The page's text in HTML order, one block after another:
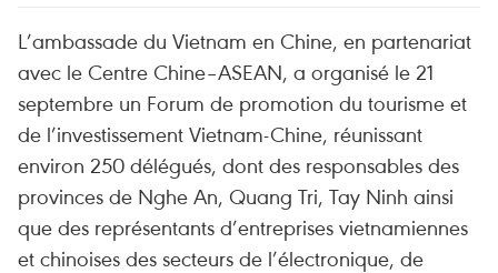
L’ambassade du Vietnam en Chine, en partenariat
avec le Centre Chine–ASEAN, a organisé le 21
septembre un Forum de promotion du tourisme et
de l’investissement Vietnam-Chine, réunissant
environ 250 délégués, dont des responsables des
provinces de Nghe An, Quang Tri, Tay Ninh ainsi
que des représentants d’entreprises vietnamiennes
et chinoises des secteurs de l’électronique, de